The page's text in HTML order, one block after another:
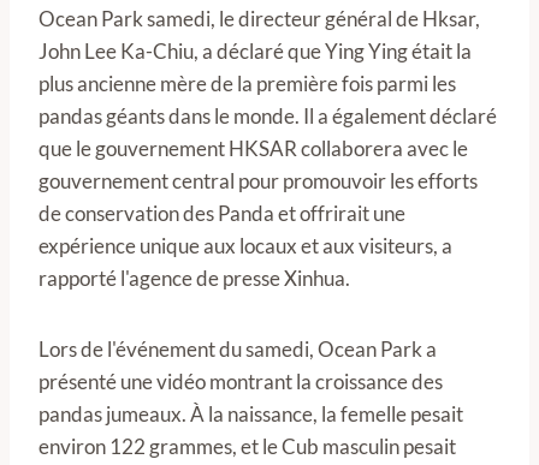
Ocean Park samedi, le directeur général de Hksar,
John Lee Ka-Chiu, a déclaré que Ying Ying était la
plus ancienne mère de la première fois parmi les
pandas géants dans le monde. Il a également déclaré
que le gouvernement HKSAR collaborera avec le
gouvernement central pour promouvoir les efforts
de conservation des Panda et offrirait une
expérience unique aux locaux et aux visiteurs, a
rapporté l'agence de presse Xinhua.
Lors de l'événement du samedi, Ocean Park a
présenté une vidéo montrant la croissance des
pandas jumeaux. À la naissance, la femelle pesait
environ 122 grammes, et le Cub masculin pesait